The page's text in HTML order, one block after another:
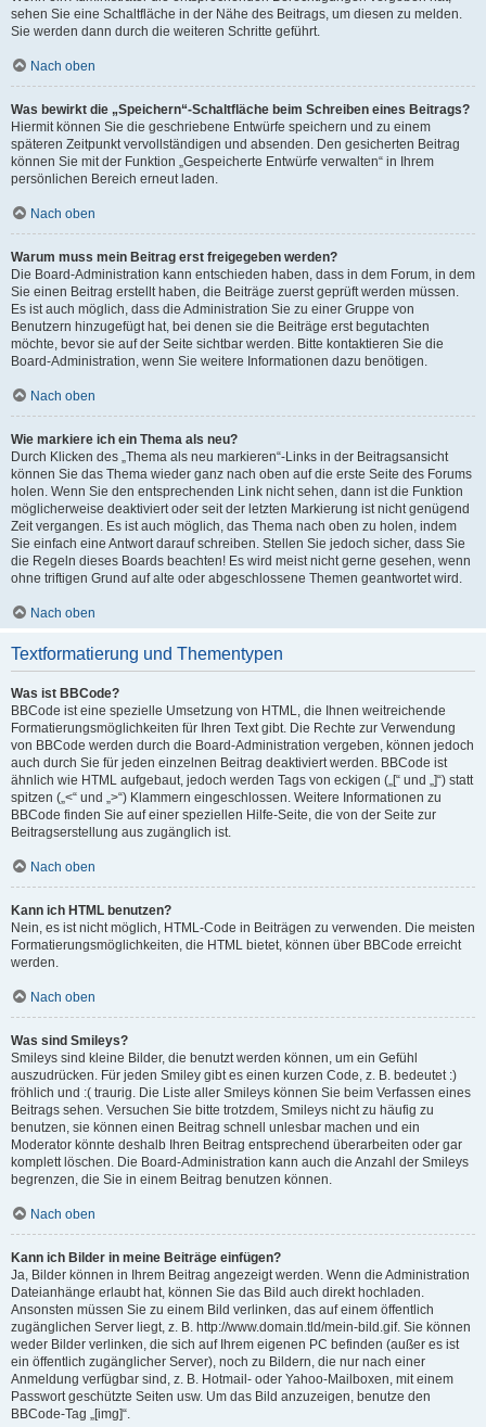
sehen Sie eine Schaltfläche in der Nähe des Beitrags, um diesen zu melden.
Sie werden dann durch die weiteren Schritte geführt.
Nach oben
Was bewirkt die „Speichern“-Schaltfläche beim Schreiben eines Beitrags?
Hiermit können Sie die geschriebene Entwürfe speichern und zu einem
späteren Zeitpunkt vervollständigen und absenden. Den gesicherten Beitrag
können Sie mit der Funktion „Gespeicherte Entwürfe verwalten“ in Ihrem
persönlichen Bereich erneut laden.
Nach oben
Warum muss mein Beitrag erst freigegeben werden?
Die Board-Administration kann entschieden haben, dass in dem Forum, in dem
Sie einen Beitrag erstellt haben, die Beiträge zuerst geprüft werden müssen.
Es ist auch möglich, dass die Administration Sie zu einer Gruppe von
Benutzern hinzugefügt hat, bei denen sie die Beiträge erst begutachten
möchte, bevor sie auf der Seite sichtbar werden. Bitte kontaktieren Sie die
Board-Administration, wenn Sie weitere Informationen dazu benötigen.
Nach oben
Wie markiere ich ein Thema als neu?
Durch Klicken des „Thema als neu markieren“-Links in der Beitragsansicht
können Sie das Thema wieder ganz nach oben auf die erste Seite des Forums
holen. Wenn Sie den entsprechenden Link nicht sehen, dann ist die Funktion
möglicherweise deaktiviert oder seit der letzten Markierung ist nicht genügend
Zeit vergangen. Es ist auch möglich, das Thema nach oben zu holen, indem
Sie einfach eine Antwort darauf schreiben. Stellen Sie jedoch sicher, dass Sie
die Regeln dieses Boards beachten! Es wird meist nicht gerne gesehen, wenn
ohne triftigen Grund auf alte oder abgeschlossene Themen geantwortet wird.
Nach oben
Textformatierung und Thementypen
Was ist BBCode?
BBCode ist eine spezielle Umsetzung von HTML, die Ihnen weitreichende
Formatierungsmöglichkeiten für Ihren Text gibt. Die Rechte zur Verwendung
von BBCode werden durch die Board-Administration vergeben, können jedoch
auch durch Sie für jeden einzelnen Beitrag deaktiviert werden. BBCode ist
ähnlich wie HTML aufgebaut, jedoch werden Tags von eckigen („[“ und „]“) statt
spitzen („<“ und „>“) Klammern eingeschlossen. Weitere Informationen zu
BBCode finden Sie auf einer speziellen Hilfe-Seite, die von der Seite zur
Beitragserstellung aus zugänglich ist.
Nach oben
Kann ich HTML benutzen?
Nein, es ist nicht möglich, HTML-Code in Beiträgen zu verwenden. Die meisten
Formatierungsmöglichkeiten, die HTML bietet, können über BBCode erreicht
werden.
Nach oben
Was sind Smileys?
Smileys sind kleine Bilder, die benutzt werden können, um ein Gefühl
auszudrücken. Für jeden Smiley gibt es einen kurzen Code, z. B. bedeutet :)
fröhlich und :( traurig. Die Liste aller Smileys können Sie beim Verfassen eines
Beitrags sehen. Versuchen Sie bitte trotzdem, Smileys nicht zu häufig zu
benutzen, sie können einen Beitrag schnell unlesbar machen und ein
Moderator könnte deshalb Ihren Beitrag entsprechend überarbeiten oder gar
komplett löschen. Die Board-Administration kann auch die Anzahl der Smileys
begrenzen, die Sie in einem Beitrag benutzen können.
Nach oben
Kann ich Bilder in meine Beiträge einfügen?
Ja, Bilder können in Ihrem Beitrag angezeigt werden. Wenn die Administration
Dateianhänge erlaubt hat, können Sie das Bild auch direkt hochladen.
Ansonsten müssen Sie zu einem Bild verlinken, das auf einem öffentlich
zugänglichen Server liegt, z. B. http://www.domain.tld/mein-bild.gif. Sie können
weder Bilder verlinken, die sich auf Ihrem eigenen PC befinden (außer es ist
ein öffentlich zugänglicher Server), noch zu Bildern, die nur nach einer
Anmeldung verfügbar sind, z. B. Hotmail- oder Yahoo-Mailboxen, mit einem
Passwort geschützte Seiten usw. Um das Bild anzuzeigen, benutze den
BBCode-Tag „[img]“.